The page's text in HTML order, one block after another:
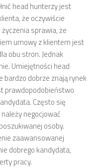
head hunterzy jest
że oczywiście
sprawia, że
umowy z klientem jest
obu stron. Jednak
Umiejętności head
bardzo dobrze znają rynek
prawdopodobieństwo
Często się
negocjować
osoby.
zaawansowanej
dobrego kandydata,
pracy.